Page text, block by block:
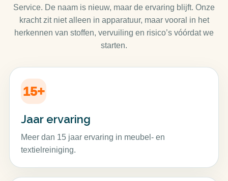
Service. De naam is nieuw, maar de ervaring blijft. Onze
kracht zit niet alleen in apparatuur, maar vooral in het
herkennen van stoffen, vervuiling en risico’s vóórdat we
starten.
15+
Jaar ervaring
Meer dan 15 jaar ervaring in meubel- en
textielreiniging.